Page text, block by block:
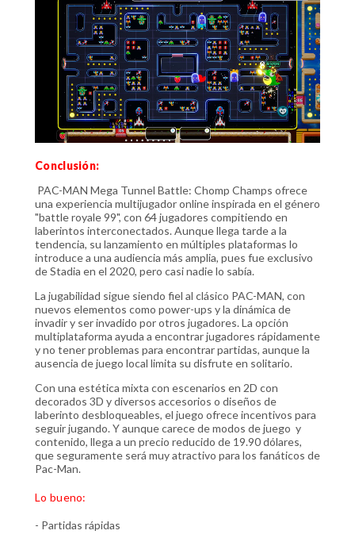
Conclusión:
PAC-MAN Mega Tunnel Battle: Chomp Champs ofrece
una experiencia multijugador online inspirada en el género
"battle royale 99", con 64 jugadores compitiendo en
laberintos interconectados. Aunque llega tarde a la
tendencia, su lanzamiento en múltiples plataformas lo
introduce a una audiencia más amplia, pues fue exclusivo
de Stadia en el 2020, pero casi nadie lo sabía.
La jugabilidad sigue siendo fiel al clásico PAC-MAN, con
nuevos elementos como power-ups y la dinámica de
invadir y ser invadido por otros jugadores. La opción
multiplataforma ayuda a encontrar jugadores rápidamente
y no tener problemas para encontrar partidas, aunque la
ausencia de juego local limita su disfrute en solitario.
Con una estética mixta con escenarios en 2D con
decorados 3D y diversos accesorios o diseños de
laberinto desbloqueables, el juego ofrece incentivos para
seguir jugando. Y aunque carece de modos de juego y
contenido, llega a un precio reducido de 19.90 dólares,
que seguramente será muy atractivo para los fanáticos de
Pac-Man.
Lo bueno:
- Partidas rápidas